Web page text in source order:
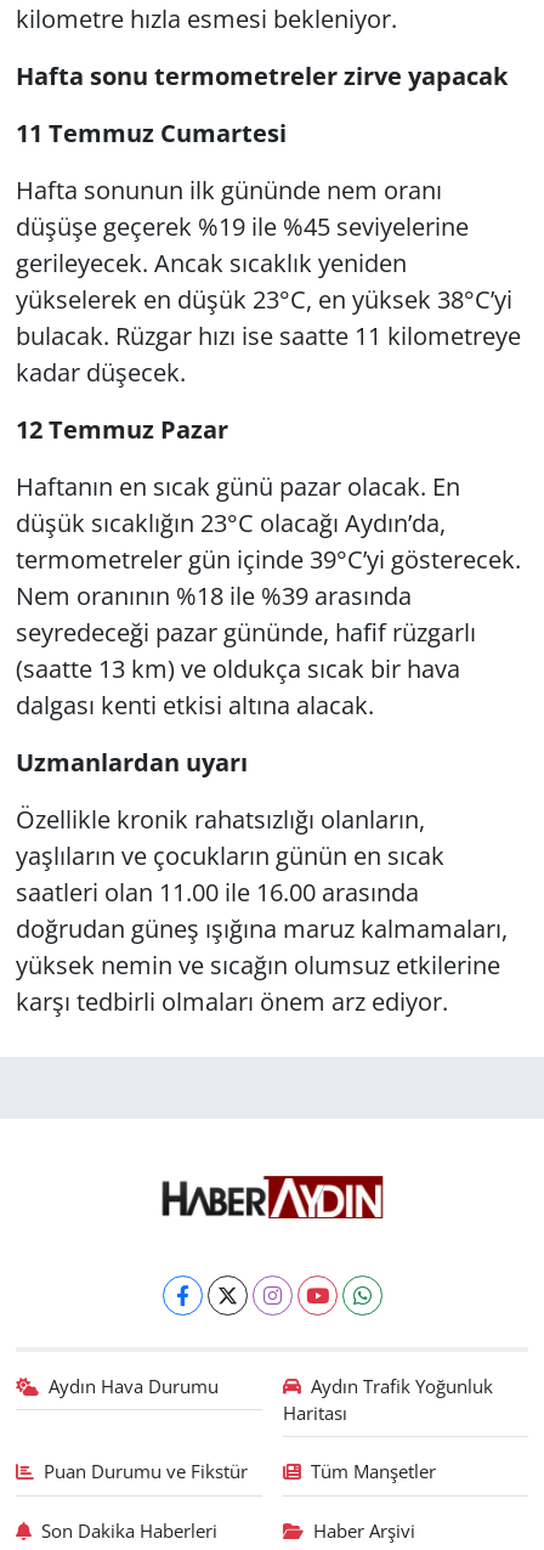
kilometre hızla esmesi bekleniyor.
Hafta sonu termometreler zirve yapacak
11 Temmuz Cumartesi
Hafta sonunun ilk gününde nem oranı
düşüşe geçerek %19 ile %45 seviyelerine
gerileyecek. Ancak sıcaklık yeniden
yükselerek en düşük 23°C, en yüksek 38°C’yi
bulacak. Rüzgar hızı ise saatte 11 kilometreye
kadar düşecek.
12 Temmuz Pazar
Haftanın en sıcak günü pazar olacak. En
düşük sıcaklığın 23°C olacağı Aydın’da,
termometreler gün içinde 39°C’yi gösterecek.
Nem oranının %18 ile %39 arasında
seyredeceği pazar gününde, hafif rüzgarlı
(saatte 13 km) ve oldukça sıcak bir hava
dalgası kenti etkisi altına alacak.
Uzmanlardan uyarı
Özellikle kronik rahatsızlığı olanların,
yaşlıların ve çocukların günün en sıcak
saatleri olan 11.00 ile 16.00 arasında
doğrudan güneş ışığına maruz kalmamaları,
yüksek nemin ve sıcağın olumsuz etkilerine
karşı tedbirli olmaları önem arz ediyor.
Aydın Hava Durumu
Aydın Trafik Yoğunluk
Haritası
Puan Durumu ve Fikstür Tüm Manşetler
Son Dakika Haberleri Haber Arşivi